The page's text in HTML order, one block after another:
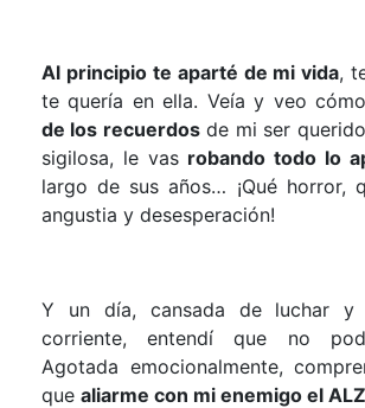
Al principio te aparté de mi vida,
te quería en ella. Veía y veo cómo
de los recuerdosde mi ser
sigilosa, le vas robando todo lo
largo de sus años… ¡Qué horror,
angustia y desesperación!
Y un día, cansada de luchar
corriente, entendí que no
Agotada emocionalmente,
que aliarme con mi enemigo el